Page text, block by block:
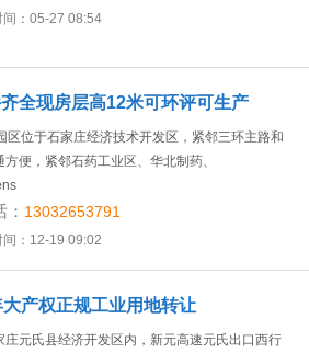
间：05-27 08:54
全现房层高12米可环评可生产
区位于石家庄经济技术开发区，紧邻三环主路和
便，紧邻石药工业区、华北制药、
： 13032653791
间：12-19 09:02
产权正规工业用地转让
庄元氏县经济开发区内，新元高速元氏出口西行